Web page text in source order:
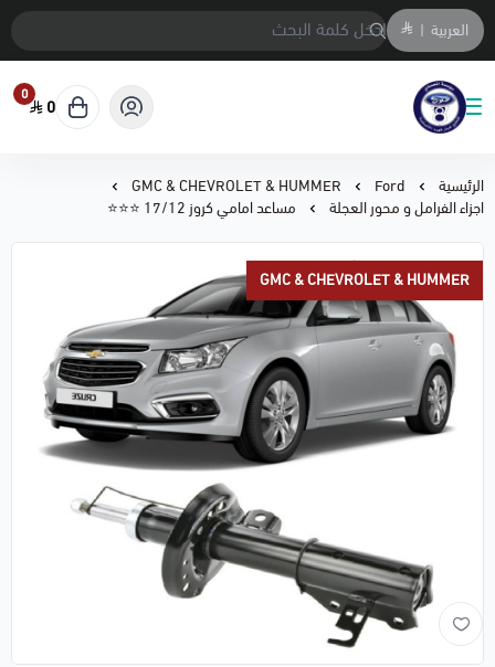
العربية |
متجر المحمادي لقطع السيارات
0
0
الرئيسية Ford
GMC & CHEVROLET & HUMMER
اجزاء الفرامل و محور العجلة
مساعد امامي كروز 17/12 ⭐⭐⭐
GMC & CHEVROLET & HUMMER